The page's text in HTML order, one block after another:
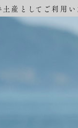
産としてご利用